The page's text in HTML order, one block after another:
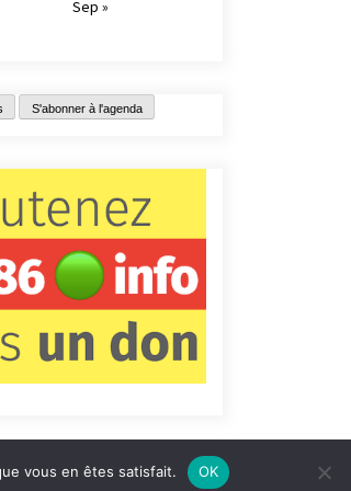
Sep »
S'abonner à l'agenda
? Informations légales
vous en êtes satisfait. OK